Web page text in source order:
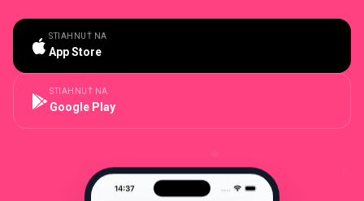
STIAHNUŤ NA
App Store
STIAHNUŤ NA
Google Play